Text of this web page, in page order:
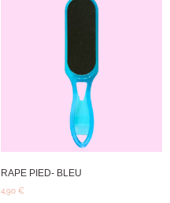
RAPE PIED- BLEU
4,90 €